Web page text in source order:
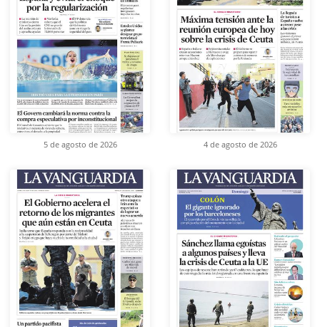
5 de agosto de 2026 4 de agosto de 2026